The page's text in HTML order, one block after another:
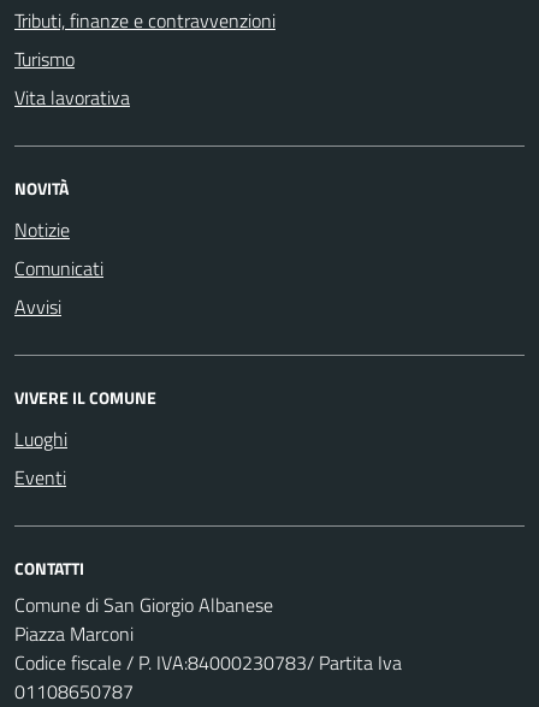
Tributi, finanze e contravvenzioni
Turismo
Vita lavorativa
NOVITÀ
Notizie
Comunicati
Avvisi
VIVERE IL COMUNE
Luoghi
Eventi
CONTATTI
Comune di San Giorgio Albanese
Piazza Marconi
Codice fiscale / P. IVA:84000230783/ Partita Iva
01108650787